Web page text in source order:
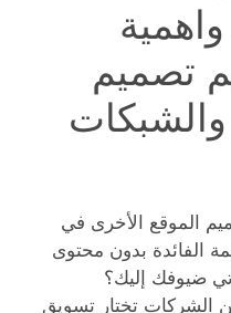
تصميم
والشبكات
الموقع الأخرى في
الفائدة بدون محتوى
ضيوفك إليك؟
الشركات تختار تسويق